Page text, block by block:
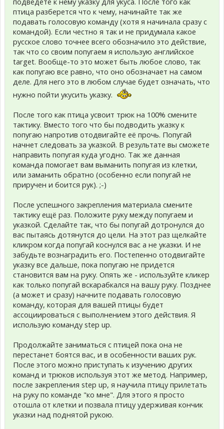
птица разберется что к чему, начинайте так же
подавать голосовую команду (хотя я начинала сразу с
командой). Если честно я так и не придумала какое
русское слово точнее всего обозначило это действие,
так что со своим попугаем я использую английское
target. Вообще-то это может быть любое слово, так
как попугаю все равно, что оно обозначает на самом
деле. Для него это в любом случае будет означать, что
нужно пойти укусить указку.
После того как птица усвоит трюк на 100% смените
тактику. Вместо того что бы подводить указку к
попугаю напротив отодвигайте её прочь. Попугай
начнет следовать за указкой. В результате вы сможете
направить попугая куда угодно. Так же данная
команда помогает вам выманить попугая из клетки,
или заманить обратно (особенно если попугай не
приручен и боится рук). ;-)
После успешного закрепления материала смените
тактику ещё раз. Положите руку между попугаем и
указкой. Сделайте так, что бы попугай дотронулся до
вас пытаясь дотянутся до цели. На этот раз щелкайте
кликром когда попугай коснулся вас а не указки. И не
забудьте вознаградить его. Постепенно отодвигайте
указку все дальше, пока попугаю не придется
становится вам на руку. Опять же - используйте кликер
как только попугай вскарабкался на вашу руку. Позднее
(а может и сразу) начните подавать голосовую
команду, которая для вашей птицы будет
ассоциироваться с выполнением этого действия. Я
использую команду step up.
Продолжайте заниматься с птицей пока она не
перестанет боятся вас, и в особенности ваших рук.
После этого можно приступать к изучению других
команд и трюков используя этот же метод. Например,
после закрепления step up, я научила птицу прилетать
на руку по команде "ко мне". Для этого я просто
отошла от клетки и позвала птицу удерживая кончик
указки над поднятой рукою.